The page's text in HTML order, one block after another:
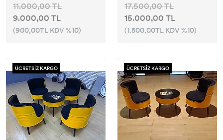
11.000,00 TL
9.000,00 TL
(900,00TL KDV %10)
17.500,00 TL
15.000,00 TL
(1.500,00TL KDV %10)
ÜCRETSİZ KARGO ÜCRETSİZ KARGO